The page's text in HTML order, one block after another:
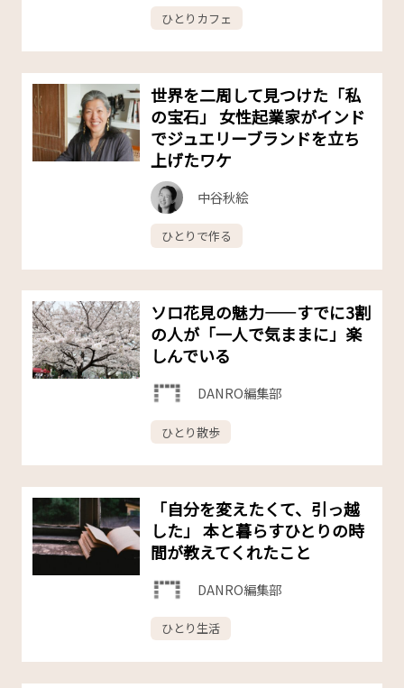
ひとりカフェ
世界を二周して見つけた「私
の宝石」 女性起業家がインド
でジュエリーブランドを立ち
上げたワケ
中谷秋絵
ひとりで作る
ソロ花見の魅力——すでに3割
の人が「一人で気ままに」楽
しんでいる
DANRO編集部
ひとり散歩
「自分を変えたくて、引っ越
した」 本と暮らすひとりの時
間が教えてくれたこと
DANRO編集部
ひとり生活